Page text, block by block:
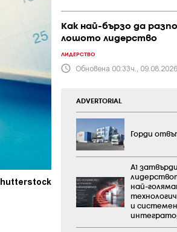
Как най-бързо да
лошото лидерство
ЛИДЕРСТВО
Обновена 00:33ч., 09.08.2026
ADVERTORIAL
Горди
А1 затвърди
най-
и системен